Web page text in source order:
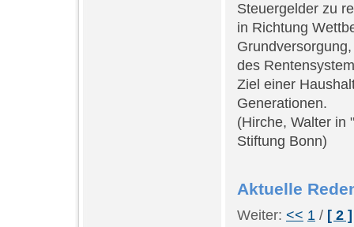
Steuergelder zu
in Richtung
des
Ziel einer
Generationen.
(Hirche, Walter in
Stiftung Bonn)
Aktuelle
Weiter: << 1 / [ 2 ]